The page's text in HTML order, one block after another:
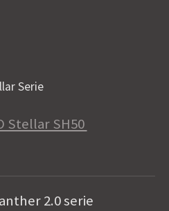
Serie
Stellar SH50
2.0 serie